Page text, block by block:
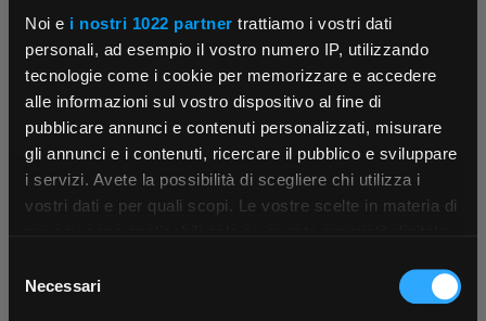
Noi e i nostri 1022 partner trattiamo i vostri dati
personali, ad esempio il vostro numero IP, utilizzando
tecnologie come i cookie per memorizzare e accedere
alle informazioni sul vostro dispositivo al fine di
pubblicare annunci e contenuti personalizzati, misurare
gli annunci e i contenuti, ricercare il pubblico e sviluppare
i servizi. Avete la possibilità di scegliere chi utilizza i
vostri dati e per quali scopi. Le vostre scelte in materia di
modificare o revocare il proprio consenso in qualsiasi
momento dalla Dichiarazione sui cookie o facendo clic
delNecessari
×
App Rexel Italia
Contattaci
Parla con il customer care dedicato
Fissa una consulenza
Ti affiancheremo passo dopo passo